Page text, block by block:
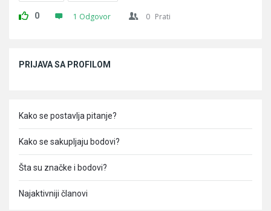
0 1 Odgovor 0 Prati
PRIJAVA SA PROFILOM
Kako se postavlja pitanje?
Kako se sakupljaju bodovi?
Šta su značke i bodovi?
Najaktivniji članovi